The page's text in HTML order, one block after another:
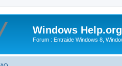
Windows Help.org
Forum : Entraide Windows 8,